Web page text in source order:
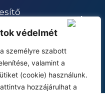
védelmét
személyre szabott
valamint a
(cookie) használunk.
hozzájárulhat a